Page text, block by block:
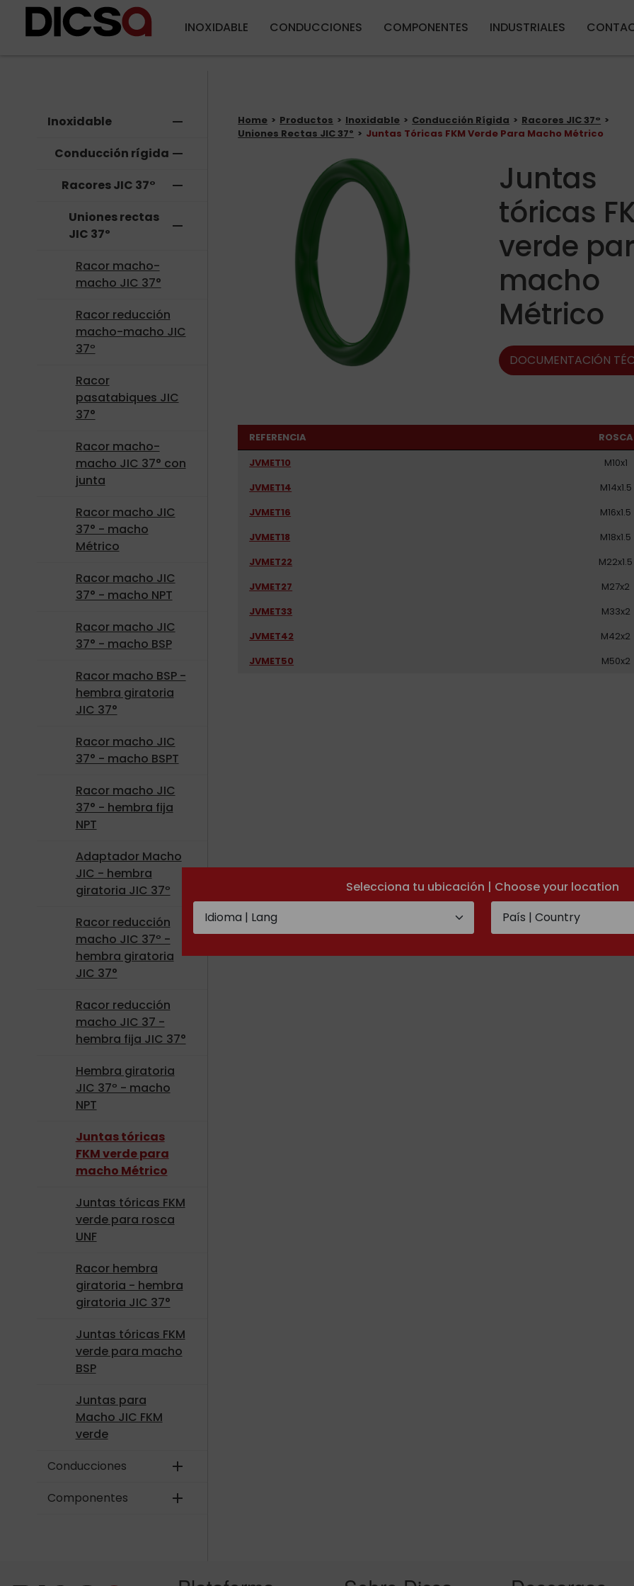
Selecciona tu ubicación | Choose your location
INOXIDABLE CONDUCCIONES COMPONENTES INDUSTRIALES
Inoxidable remove
Conducción rígida remove
Racores JIC 37° remove
Uniones rectas
JIC 37º
remove
Racor macho-
macho JIC 37°
Racor reducción
macho-macho JIC
37º
Racor
pasatabiques JIC
37°
Racor macho-
macho JIC 37° con
junta
Racor macho JIC
37° - macho
Métrico
Racor macho JIC
37° - macho NPT
Racor macho JIC
37° - macho BSP
Racor macho BSP -
hembra giratoria
JIC 37°
Racor macho JIC
37° - macho BSPT
Racor macho JIC
37° - hembra fija
NPT
Adaptador Macho
JIC - hembra
giratoria JIC 37º
Racor reducción
macho JIC 37º -
hembra giratoria
JIC 37°
Racor reducción
macho JIC 37 -
hembra fija JIC 37°
Hembra giratoria
JIC 37º - macho
NPT
Juntas tóricas
FKM verde para
macho Métrico
Juntas tóricas FKM
verde para rosca
UNF
Racor hembra
giratoria - hembra
giratoria JIC 37°
Juntas tóricas FKM
verde para macho
BSP
Juntas para
Macho JIC FKM
verde
Conducciones
add
Componentes add
Home Productos Inoxidable Conducción Rígida
Racores JIC 37°
Uniones Rectas JIC 37º
Juntas Tóricas FKM Verde Para Macho Métrico
Juntas
tóricas
verde
macho
Métrico
DOCUMENTACIÓN
REFERENCIA
ROSCA
JVMET10
M10x1
JVMET14
M14x1.5
JVMET16
M16x1.5
JVMET18
M18x1.5
JVMET22
M22x1.5
JVMET27
M27x2
JVMET33
M33x2
JVMET42
M42x2
JVMET50
M50x2